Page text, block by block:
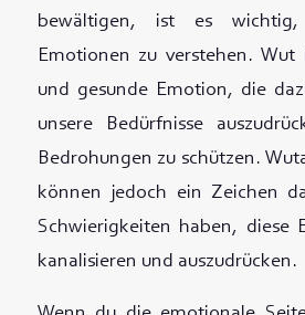
bewältigen, ist es
Emotionen zu verstehen.
und gesunde Emotion, die
unsere Bedürfnisse
Bedrohungen zu schützen.
können jedoch ein Zeichen
Schwierigkeiten haben, diese
kanalisieren und auszudrücken.